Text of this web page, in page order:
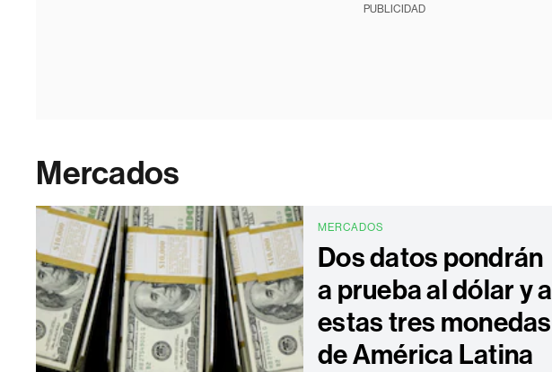
PUBLICIDAD
Mercados
MERCADOS
Dos datos pondrán
a prueba al dólar y a
estas tres monedas
de América Latina